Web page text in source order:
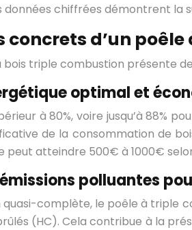
données chiffrées démontrent la
concrets d’un
bois triple combustion présente
optimal et
à 80%, voire jusqu’à 88%
de la consommation de
peut atteindre 500€ à 1000€
polluantes
complète, le poêle à triple
(HC). Cela contribue à la